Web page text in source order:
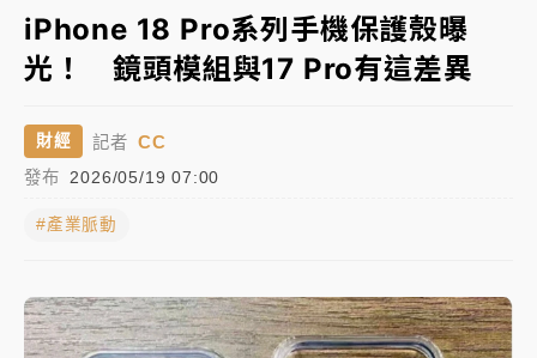
故宮《龍藏經》特展第2檔！今線上預約開賣一度塞車
周六起展出延長至晚上7時
台東農業處長涉圖利渡假村！東檢抗告成功 今重開羈
父親節泡湯了！中颱白海豚雨彈轟3天 「紅到發紫」降
雨熱區曝
暑假過三周才推「E宿新北打卡趣」！抽獎程序複雜 觀
旅局回應了
iPhone 18 Pro系列手機保護殼曝
光！ 鏡頭模組與17 Pro有這差異
財經 記者 CC
發布 2026/05/19 07:00
#產業脈動